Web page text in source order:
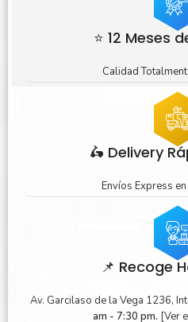
⭐ 12 Meses
Calidad
🛵 Delivery
Envíos Express
📌 Recoge
Av. Garcilaso de la Vega 1236,
am - 7:30 pm. [Ver